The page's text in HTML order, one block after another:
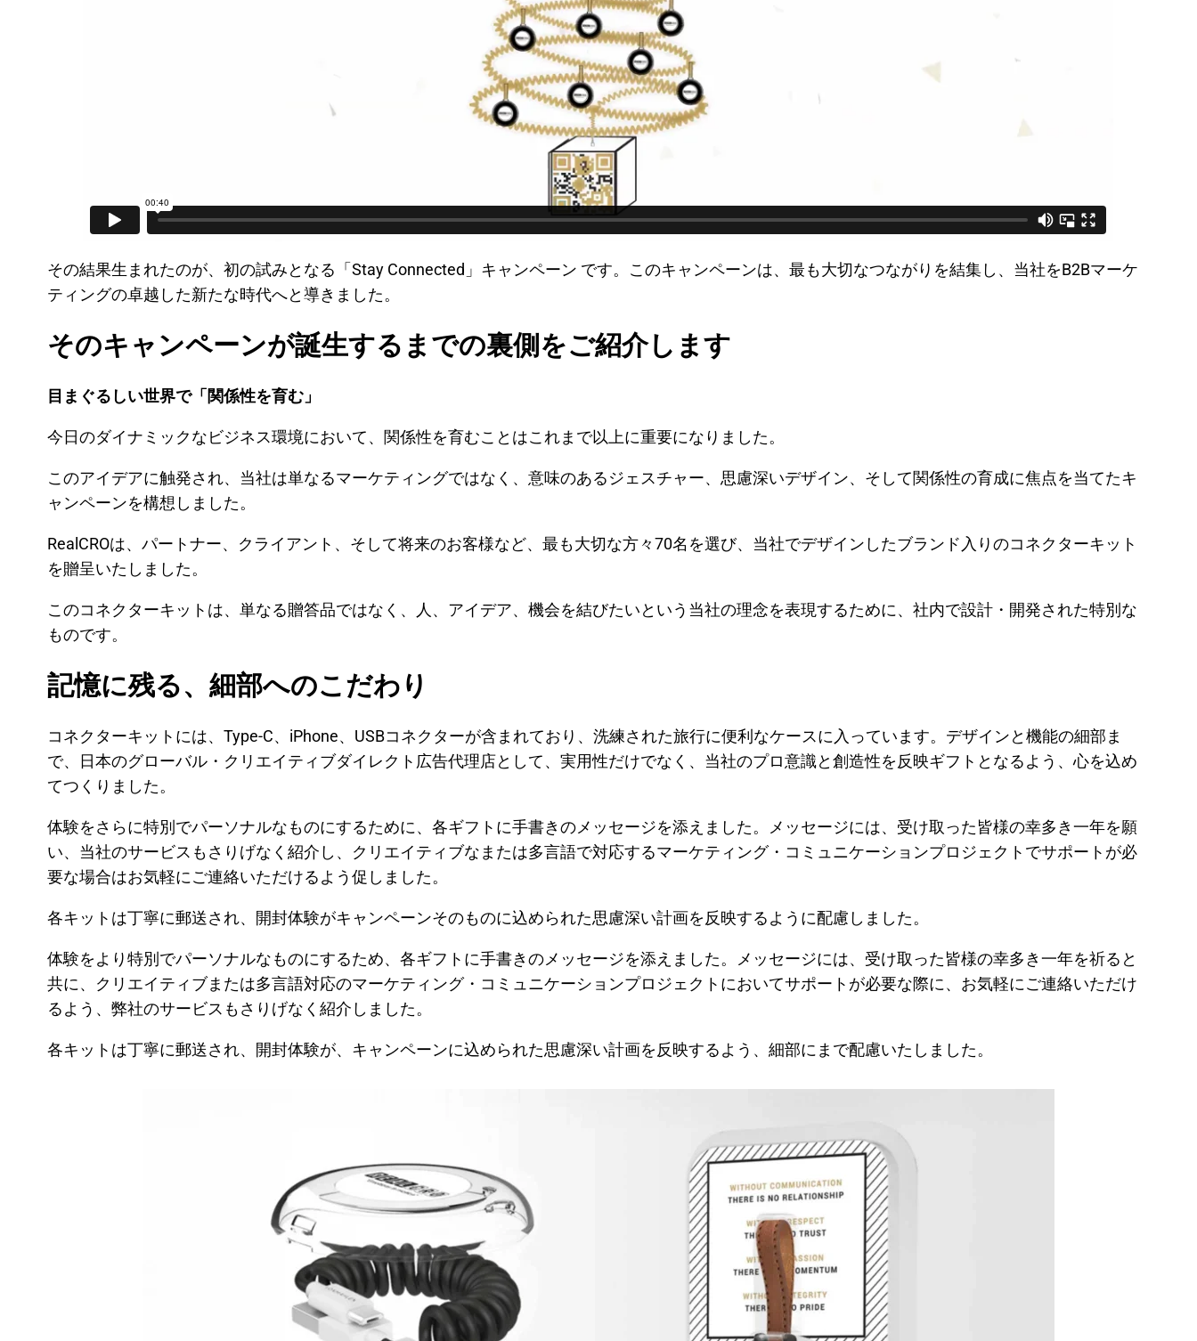
その結果生まれたのが、初の試みとなる「Stay Connected」キャンペーン です。このキャンペーンは、最も大切なつながりを結集し、当社をB2Bマーケ
ティングの卓越した新たな時代へと導きました。
そのキャンペーンが誕生するまでの裏側をご紹介します
目まぐるしい世界で「関係性を育む」
今日のダイナミックなビジネス環境において、関係性を育むことはこれまで以上に重要になりました。
このアイデアに触発され、当社は単なるマーケティングではなく、意味のあるジェスチャー、思慮深いデザイン、そして関係性の育成に焦点を当てたキ
ャンペーンを構想しました。
RealCROは、パートナー、クライアント、そして将来のお客様など、最も大切な方々70名を選び、当社でデザインしたブランド入りのコネクターキット
を贈呈いたしました。
このコネクターキットは、単なる贈答品ではなく、人、アイデア、機会を結びたいという当社の理念を表現するために、社内で設計・開発された特別な
ものです。
記憶に残る、細部へのこだわり
コネクターキットには、Type-C、iPhone、USBコネクターが含まれており、洗練された旅行に便利なケースに入っています。デザインと機能の細部ま
で、日本のグローバル・クリエイティブダイレクト広告代理店として、実用性だけでなく、当社のプロ意識と創造性を反映ギフトとなるよう、心を込め
てつくりました。
体験をさらに特別でパーソナルなものにするために、各ギフトに手書きのメッセージを添えました。メッセージには、受け取った皆様の幸多き一年を願
い、当社のサービスもさりげなく紹介し、クリエイティブなまたは多言語で対応するマーケティング・コミュニケーションプロジェクトでサポートが必
要な場合はお気軽にご連絡いただけるよう促しました。
各キットは丁寧に郵送され、開封体験がキャンペーンそのものに込められた思慮深い計画を反映するように配慮しました。
体験をより特別でパーソナルなものにするため、各ギフトに手書きのメッセージを添えました。メッセージには、受け取った皆様の幸多き一年を祈ると
共に、クリエイティブまたは多言語対応のマーケティング・コミュニケーションプロジェクトにおいてサポートが必要な際に、お気軽にご連絡いただけ
るよう、弊社のサービスもさりげなく紹介しました。
各キットは丁寧に郵送され、開封体験が、キャンペーンに込められた思慮深い計画を反映するよう、細部にまで配慮いたしました。